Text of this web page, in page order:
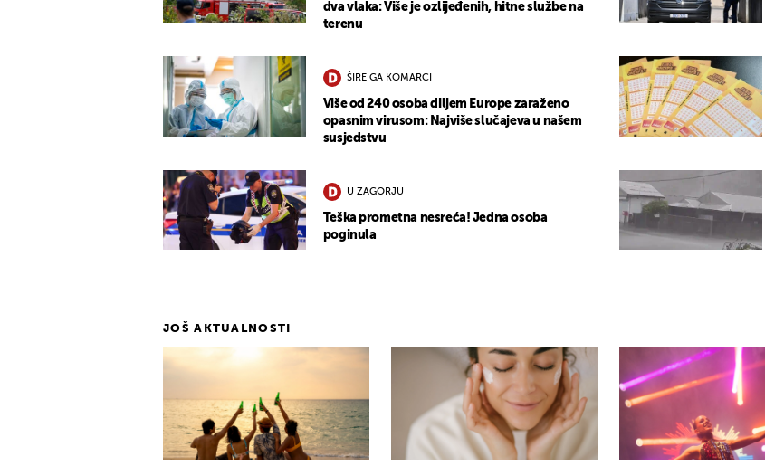
dva vlaka: Više je ozlijeđenih, hitne službe na
terenu
ŠIRE GA KOMARCI
Više od 240 osoba diljem Europe zaraženo
opasnim virusom: Najviše slučajeva u našem
susjedstvu
U ZAGORJU
Teška prometna nesreća! Jedna osoba
poginula
JOŠ AKTUALNOSTI